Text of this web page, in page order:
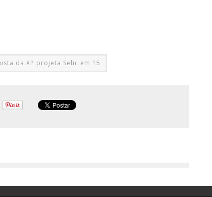
da XP projeta Selic em 15